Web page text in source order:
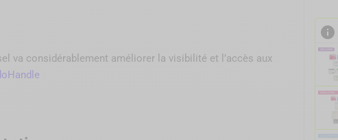
info
va considérablement améliorer la visibilité et l’accès aux